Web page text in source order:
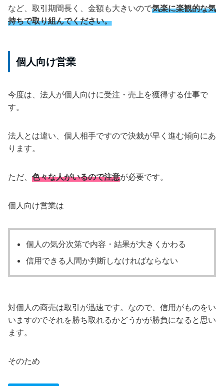
など、取引期間長く、金額も大きいので気楽に楽観的な気
持ちで取り組んでください。
個人向け営業
今度は、法人が個人向けに受注・売上を獲得する仕事で
す。
法人とは違い、個人相手ですので決裁が早く進む傾向にあ
ります。
ただ、 色々な人がいるので注意が必要です。
個人向け営業は
個人の気分次第で内容・結果が大きくかわる
信用できる人間か判断しなければならない
対個人の商売は取引が迅速です。なので、信用がものをい
いますのでそれを勝ち取れるかどうかが勝負になると思い
ます。
そのため